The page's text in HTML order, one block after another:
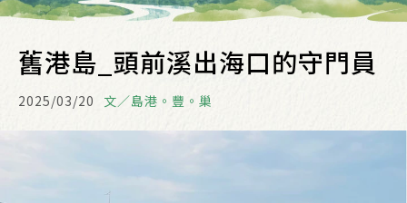
舊港島_頭前溪出海口的守門員
2025/03/20 文／島港。豐。巢